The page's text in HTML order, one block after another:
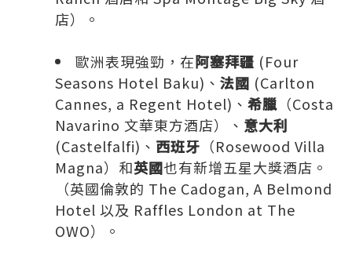
店）。
歐洲表現強勁，在阿塞拜疆 (Four
Seasons Hotel Baku)、 法國 (Carlton
Cannes, a Regent Hotel)、 希臘 （Costa
Navarino 文華東方酒店）、 意大利
(Castelfalfi)、 西班牙 （Rosewood Villa
Magna）和英國也有新增五星大獎酒店。
（英國倫敦的 The Cadogan, A Belmond
Hotel 以及 Raffles London at The
OWO）。